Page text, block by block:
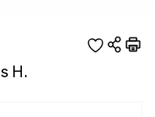
H.